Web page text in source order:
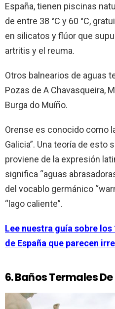
España, tienen piscinas
de entre 38 °C y 60 °C,
en silicatos y flúor que
artritis y el reuma.
Otros balnearios de aguas
Pozas de A Chavasqueira,
Burga do Muíño.
Orense es conocido como
Galicia”. Una teoría de esto
proviene de la expresión
significa “aguas
del vocablo germánico
“lago caliente”.
Lee nuestra guía sobre
de España que parecen
6. Baños Termales